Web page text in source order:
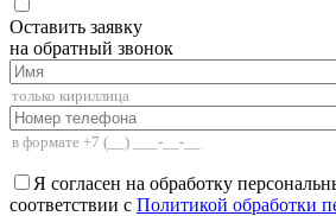
Оставить заявку
на обратный звонок
Я согласен на обработку
соответствии с Политикой обработки